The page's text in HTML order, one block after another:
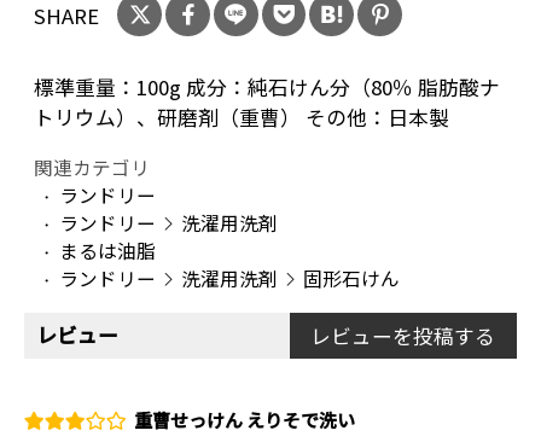
SHARE
標準重量：100g 成分：純石けん分（80％ 脂肪酸ナ
トリウム）、研磨剤（重曹） その他：日本製
関連カテゴリ
ランドリー
ランドリー
洗濯用洗剤
まるは油脂
ランドリー
洗濯用洗剤 固形石けん
レビュー レビューを投稿する
重曹せっけん えりそで洗い